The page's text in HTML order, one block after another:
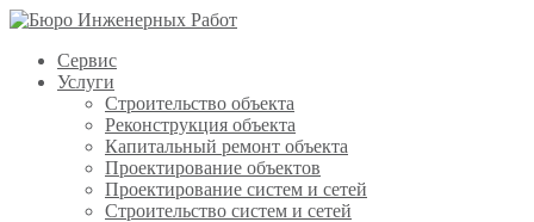
Сервис
Услуги
Строительство объекта
Реконструкция объекта
Капитальный ремонт объекта
Проектирование объектов
Проектирование систем и сетей
Строительство систем и сетей